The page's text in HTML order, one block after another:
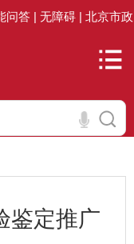
问答 | 无障碍 | 北京市政
鉴定推广